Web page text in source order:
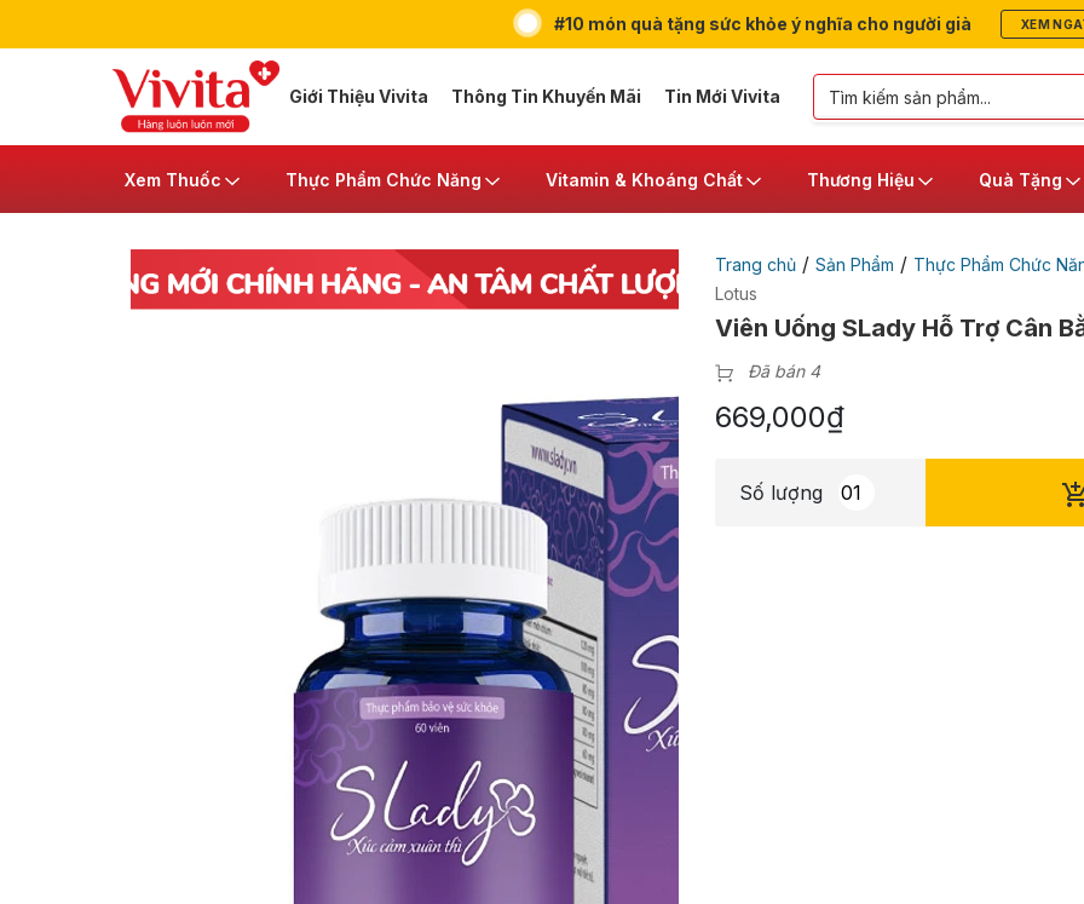
#10 món quà tặng sức khỏe ý nghĩa cho người già XEM
Giới Thiệu Vivita Thông Tin Khuyến Mãi Tin Mới Vivita
Xem Thuốc Thực Phẩm Chức Năng Vitamin & Khoáng Chất Thương Hiệu Quà Tặng
Trang chủ/ Sản Phẩm / Thực Phẩm Chức
Lotus
Viên Uống SLady Hỗ Trợ Cân
Đã bán 4
669,000₫
Số lượng